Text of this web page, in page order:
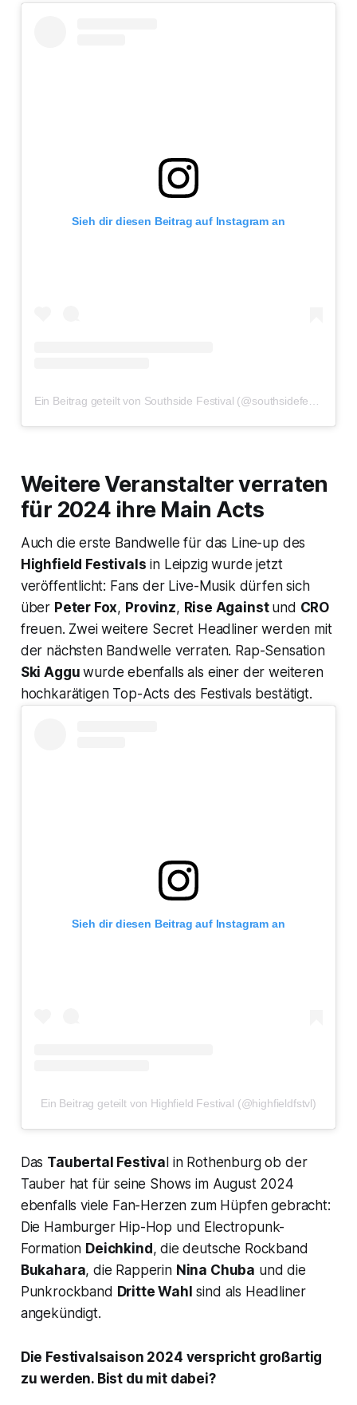
Sieh dir diesen Beitrag auf Instagram an
Weitere Veranstalter verraten
für 2024 ihre Main Acts
Auch die erste Bandwelle für das Line-up des
Highfield Festivals in Leipzig wurde jetzt
veröffentlicht: Fans der Live-Musik dürfen sich
über Peter Fox, Provinz, Rise Against und CRO
freuen. Zwei weitere Secret Headliner werden mit
der nächsten Bandwelle verraten. Rap-Sensation
Ski Agguwurde ebenfalls als einer der weiteren
hochkarätigen Top-Acts des Festivals bestätigt.
Sieh dir diesen Beitrag auf Instagram an
Ein Beitrag geteilt von Highfield Festival (@highfieldfstvl)
Das Taubertal Festiva l in Rothenburg ob der
Tauber hat für seine Shows im August 2024
ebenfalls viele Fan-Herzen zum Hüpfen gebracht:
Die Hamburger Hip-Hop und Electropunk-
Formation Deichkind , die deutsche Rockband
Bukahara, die Rapperin Nina Chuba und die
Punkrockband Dritte Wahl sind als Headliner
angekündigt.
Die Festivalsaison 2024 verspricht großartig
zu werden. Bist du mit dabei?